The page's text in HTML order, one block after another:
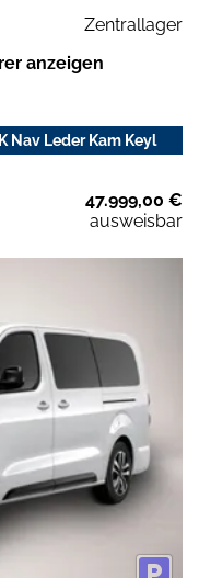
Zentrallager
anzeigen
Nav Leder Kam Keyl
47.999,00 €
ausweisbar